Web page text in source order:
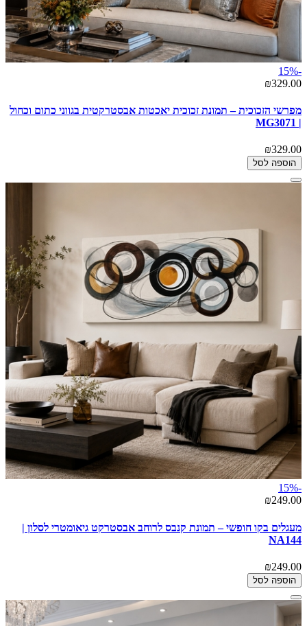
-15%
₪329.00
מפרשי הזכוכית – תמונת זכוכית יאכטות אבסטרקטית בגווני כתום וכחול
| MG3071
₪329.00
הוספה לסל
-15%
₪249.00
מעגלים בקו חופשי – תמונת קנבס לרוחב אבסטרקט גיאומטרי לסלון |
NA144
₪249.00
הוספה לסל